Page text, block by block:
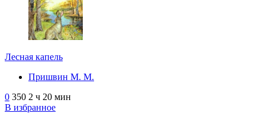
Лесная капель
Пришвин М. М.
0 350 2 ч 20 мин
В избранное